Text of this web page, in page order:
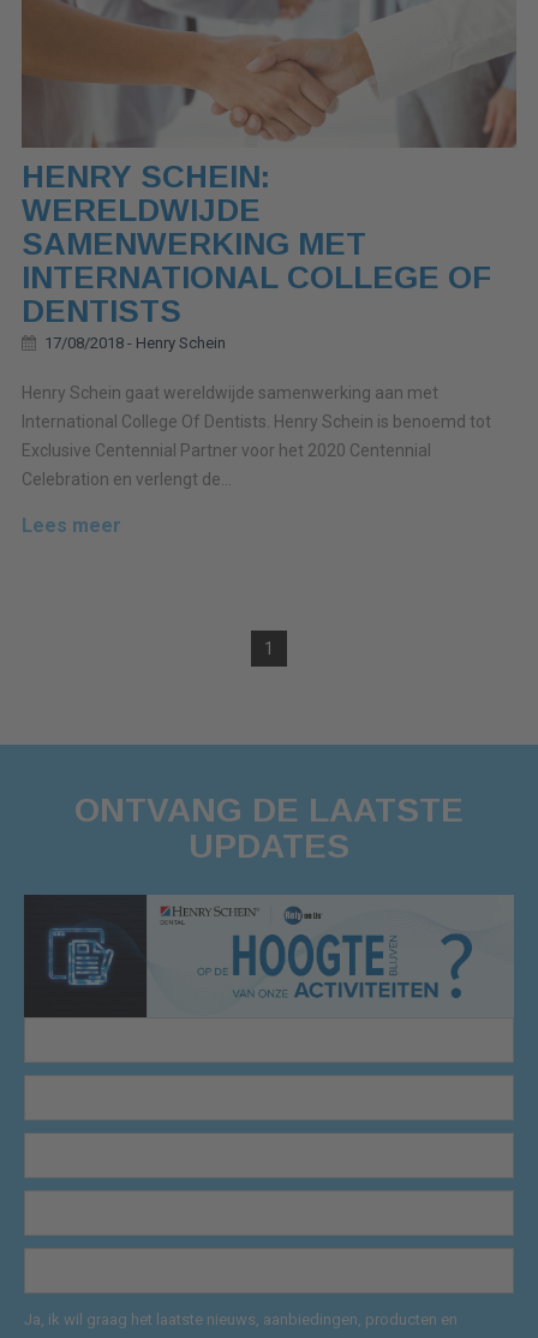
HENRY SCHEIN:
WERELDWIJDE
SAMENWERKING MET
INTERNATIONAL COLLEGE OF
DENTISTS
17/08/2018 - Henry Schein
Henry Schein gaat wereldwijde samenwerking aan met
International College Of Dentists. Henry Schein is benoemd tot
Exclusive Centennial Partner voor het 2020 Centennial
Celebration en verlengt de...
Lees meer
1
ONTVANG DE LAATSTE
UPDATES
Ja, ik wil graag het laatste nieuws, aanbiedingen, producten en